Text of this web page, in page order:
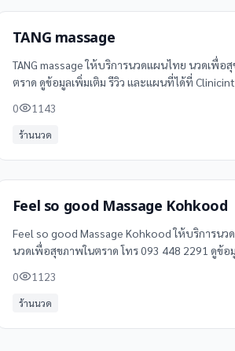
TANG massage
TANG massage ให้บริการนวดแผนไทย นวดเพื่อ
ตราด ดูข้อมูลเพิ่มเติม รีวิว และแผนที่ได้ที่
0
1143
ร้านนวด
Feel so good Massage Kohkood
Feel so good Massage Kohkood ให้บริการนว
นวดเพื่อสุขภาพในตราด โทร 093 448 2291 ดูข้อ
0 1123
ร้านนวด